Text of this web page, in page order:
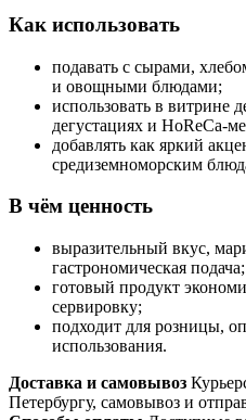
Как использовать
подавать с сырами,
и овощными блюдами;
использовать в витрине
дегустациях и HoReCa-
добавлять как яркий
средиземноморским
В чём ценность
выразительный вкус,
гастрономическая подача;
готовый продукт
сервировку;
подходит для розницы,
использования.
Доставка и самовывоз
Петербургу, самовывоз и